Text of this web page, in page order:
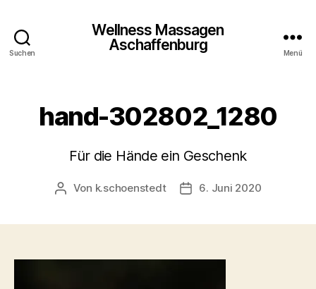
Suchen
Wellness Massagen
Aschaffenburg
Menü
hand-302802_1280
Für die Hände ein Geschenk
Beitragsautor
Von k.schoenstedt Beitragsdatum
6. Juni 2020